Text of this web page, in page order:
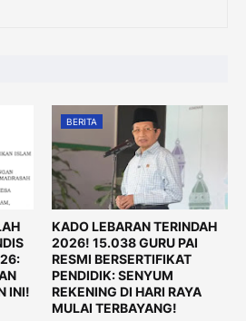
INI!
BERITA
KADO LEBARAN TERINDAH
2026! 15.038 GURU PAI
RESMI BERSERTIFIKAT
PENDIDIK: SENYUM
REKENING DI HARI RAYA
MULAI TERBAYANG!